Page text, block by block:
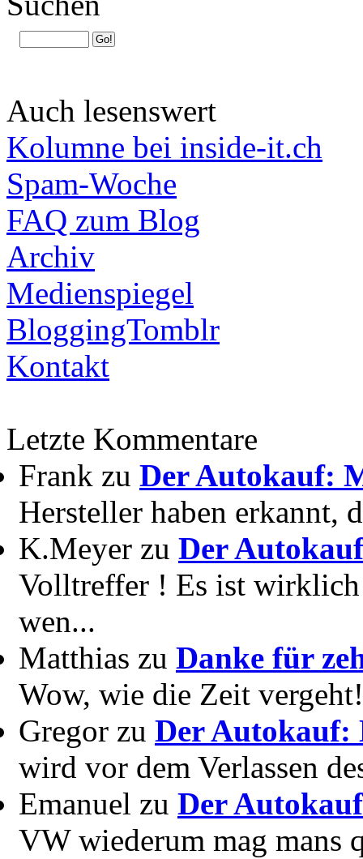
Auch lesenswert
Kolumne bei inside-it.ch
Spam-Woche
FAQ zum Blog
Archiv
Medienspiegel
BloggingTomblr
Kontakt
Letzte Kommentare
Frank zu Der Autokauf:
Hersteller haben erkannt,
K.Meyer zu Der
Volltreffer ! Es ist wirklich
wen...
Matthias zu Danke für
Wow, wie die Zeit
Gregor zu Der Autokauf:
wird vor dem Verlassen
Emanuel zu Der
VW wiederum mag mans